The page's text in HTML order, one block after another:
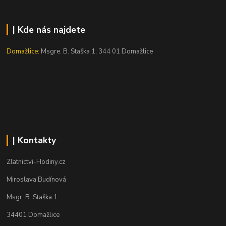
| Kde nás najdete
Domažlice: Msgre. B. Staška 1, 344 01 Domažlice
| Kontakty
Zlatnictvi-Hodiny.cz
Miroslava Budínová
Msgr. B. Staška 1
34401 Domažlice